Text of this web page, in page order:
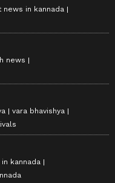
ಅನುಕೂಲಕರ
news in kannada
news
vara bhavishya
kannada